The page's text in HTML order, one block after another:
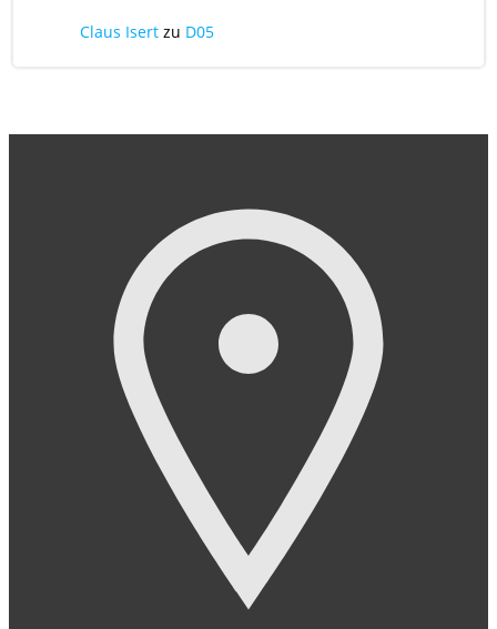
Claus Isert zu D05